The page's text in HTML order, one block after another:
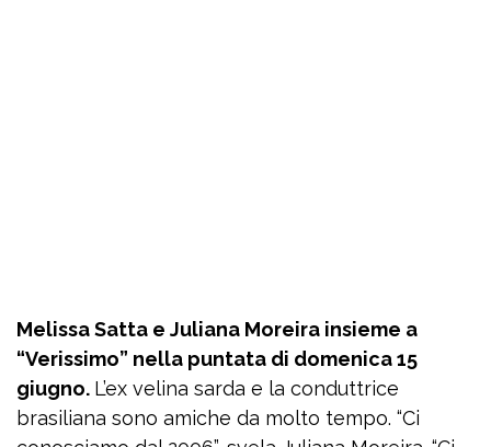
Melissa Satta e Juliana Moreira insieme a
“Verissimo” nella puntata di domenica 15
giugno. L’ex velina sarda e la conduttrice
brasiliana sono amiche da molto tempo. “Ci